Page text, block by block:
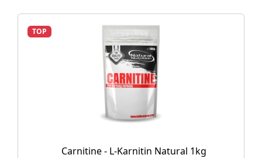
TOP
Carnitine - L-Karnitin Natural 1kg